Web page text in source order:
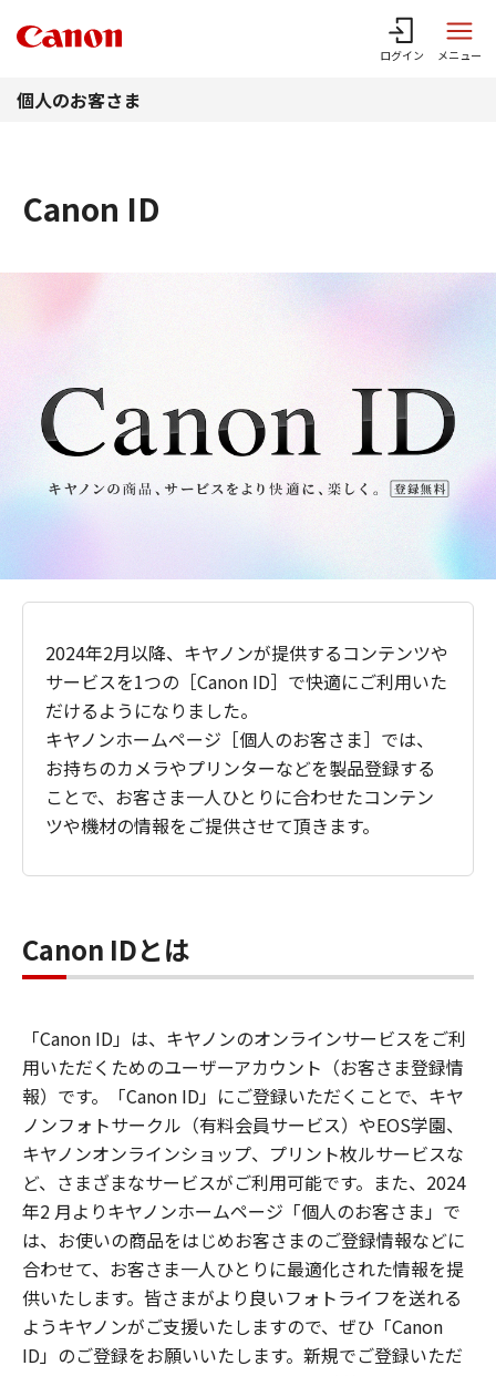
ログイン メニュー
個人のお客さま
Canon ID
2024年2月以降、キヤノンが提供するコンテンツや
サービスを1つの［Canon ID］で快適にご利用いた
だけるようになりました。
キヤノンホームページ［個人のお客さま］では、
お持ちのカメラやプリンターなどを製品登録する
ことで、お客さま一人ひとりに合わせたコンテン
ツや機材の情報をご提供させて頂きます。
Canon IDとは
「Canon ID」は、キヤノンのオンラインサービスをご利
用いただくためのユーザーアカウント（お客さま登録情
報）です。「Canon ID」にご登録いただくことで、キヤ
ノンフォトサークル（有料会員サービス）やEOS学園、
キヤノンオンラインショップ、プリント枚ルサービスな
ど、さまざまなサービスがご利用可能です。また、2024
年2 月よりキヤノンホームページ「個人のお客さま」で
は、お使いの商品をはじめお客さまのご登録情報などに
合わせて、お客さま一人ひとりに最適化された情報を提
供いたします。皆さまがより良いフォトライフを送れる
ようキヤノンがご支援いたしますので、ぜひ「Canon
ID」のご登録をお願いいたします。新規でご登録いただ